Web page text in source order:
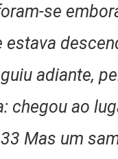
se
adiante,
chegou ao
Mas um